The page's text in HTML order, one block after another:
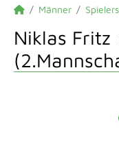
Männer
Niklas Fritz